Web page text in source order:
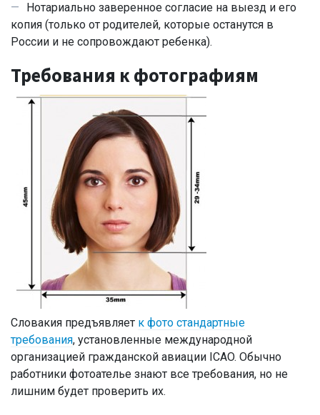
Нотариально заверенное согласие на выезд и его
копия (только от родителей, которые останутся в
России и не сопровождают ребенка).
Требования к фотографиям
Словакия предъявляет к фото стандартные
требования, установленные международной
организацией гражданской авиации ICAO. Обычно
работники фотоателье знают все требования, но не
лишним будет проверить их.